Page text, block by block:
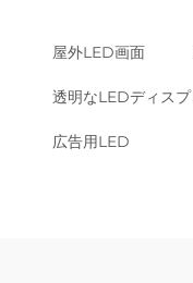
屋外LED画面
透明なLEDディスプ
広告用LED